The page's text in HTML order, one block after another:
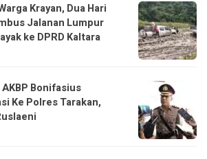
Krayan, Dua Hari
Jalanan Lumpur
ke DPRD Kaltara
Bonifasius
Ke Polres Tarakan,